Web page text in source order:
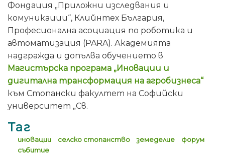
Фондация „Приложни изследвания и
комуникации“, Клийнтех България,
Професионална асоциация по роботика и
автоматизация (PARA). Академията
надгражда и допълва обучението в
Магистърска програма „Иновации и
дигитална трансформация на агробизнеса“
към Стопански факултет на Софийски
университет „Св.
Таг
иновации селско стопанство земеделие
форум
събитие